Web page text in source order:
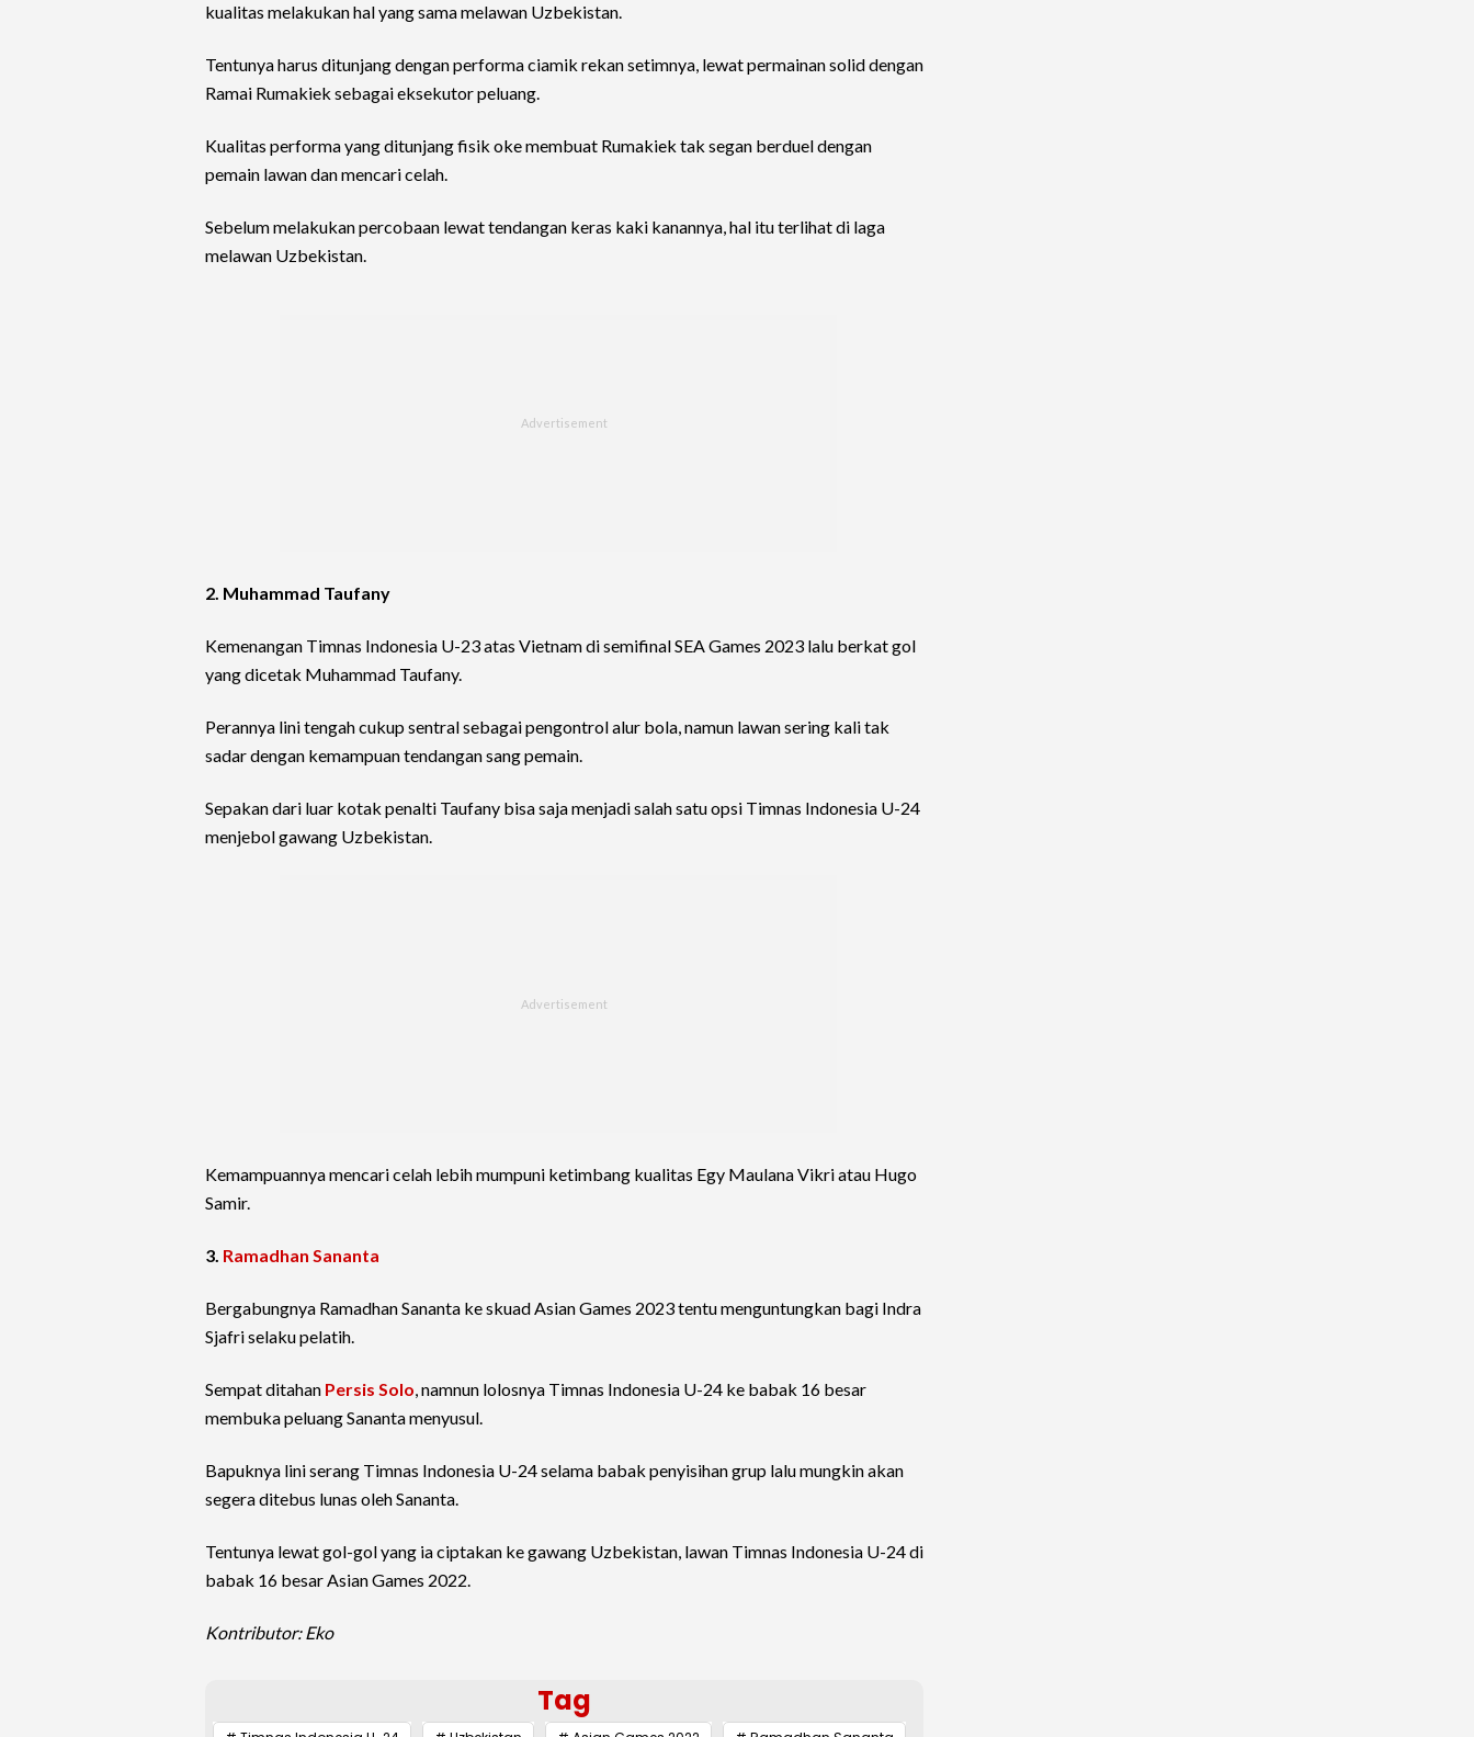
kualitas melakukan hal yang sama melawan Uzbekistan.
Tentunya harus ditunjang dengan performa ciamik rekan setimnya, lewat permainan solid dengan
Ramai Rumakiek sebagai eksekutor peluang.
Kualitas performa yang ditunjang fisik oke membuat Rumakiek tak segan berduel dengan
pemain lawan dan mencari celah.
Sebelum melakukan percobaan lewat tendangan keras kaki kanannya, hal itu terlihat di laga
melawan Uzbekistan.
2. Muhammad Taufany
Kemenangan Timnas Indonesia U-23 atas Vietnam di semifinal SEA Games 2023 lalu berkat gol
yang dicetak Muhammad Taufany.
Perannya lini tengah cukup sentral sebagai pengontrol alur bola, namun lawan sering kali tak
sadar dengan kemampuan tendangan sang pemain.
Sepakan dari luar kotak penalti Taufany bisa saja menjadi salah satu opsi Timnas Indonesia U-24
menjebol gawang Uzbekistan.
Kemampuannya mencari celah lebih mumpuni ketimbang kualitas Egy Maulana Vikri atau Hugo
Samir.
3. Ramadhan Sananta
Bergabungnya Ramadhan Sananta ke skuad Asian Games 2023 tentu menguntungkan bagi Indra
Sjafri selaku pelatih.
Sempat ditahan Persis Solo, namnun lolosnya Timnas Indonesia U-24 ke babak 16 besar
membuka peluang Sananta menyusul.
Bapuknya lini serang Timnas Indonesia U-24 selama babak penyisihan grup lalu mungkin akan
segera ditebus lunas oleh Sananta.
Tentunya lewat gol-gol yang ia ciptakan ke gawang Uzbekistan, lawan Timnas Indonesia U-24 di
babak 16 besar Asian Games 2022.
Kontributor: Eko
Tag